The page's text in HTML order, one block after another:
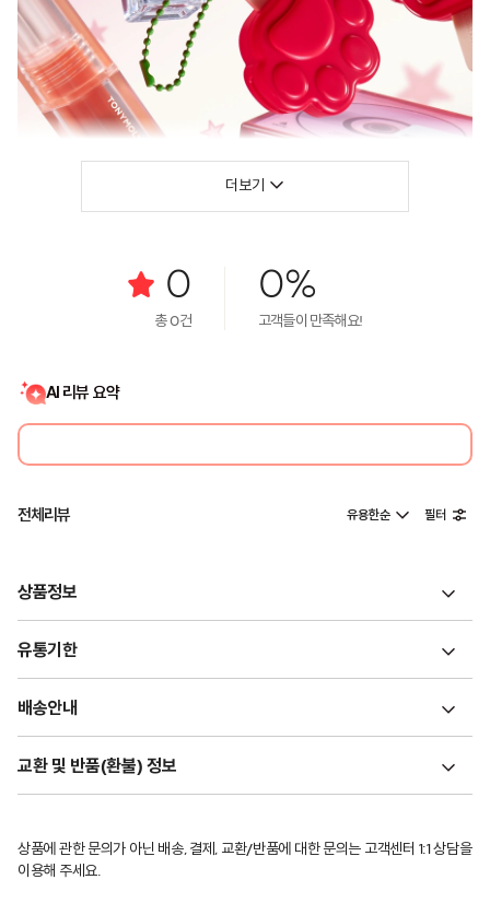
더보기
0
총0건
0%
고객들이 만족해요!
AI 리뷰 요약
전체리뷰 유용한순 필터
상품정보
유통기한
배송안내
교환 및 반품(환불) 정보
상품에 관한 문의가 아닌 배송, 결제, 교환/반품에 대한 문의는 고객센터 1:1 상담을
이용해 주세요.